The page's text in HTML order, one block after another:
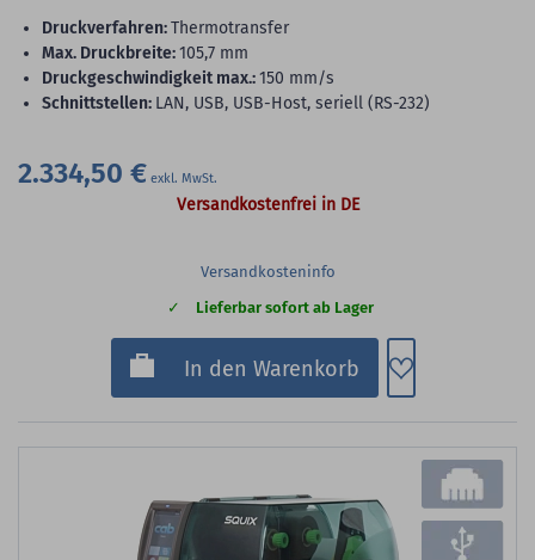
Druckverfahren:Thermotransfer
max. Druckbreite:105,7 mm
Druckgeschwindigkeit max.:150 mm/s
Schnittstellen: LAN, USB, USB-Host, seriell (RS-232)
2.334,50 €
Versandkostenfrei in DE
Versandkosteninfo
Lieferbar sofort ab Lager
In den Warenkorb Zum